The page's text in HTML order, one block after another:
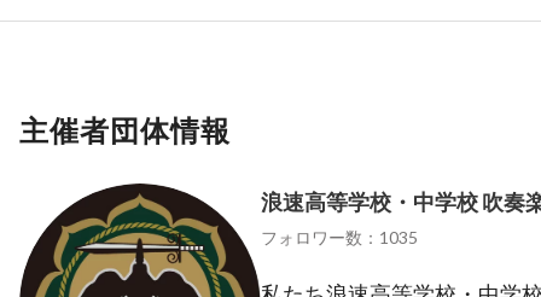
主催者団体情報
浪速高等学校・中学校 吹奏
フォロワー数：1035